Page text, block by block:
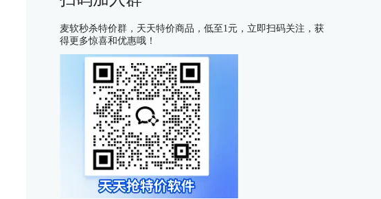
麦软秒杀特价群，天天特价商品，低至1元，立即扫码关注，获
得更多惊喜和优惠哦！